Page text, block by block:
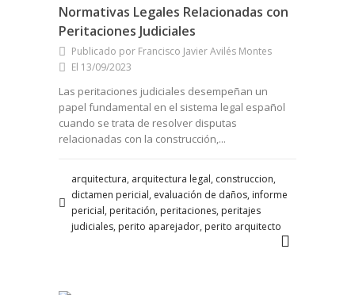
Normativas Legales Relacionadas con
Peritaciones Judiciales
Publicado por Francisco Javier Avilés Montes
El 13/09/2023
Las peritaciones judiciales desempeñan un
papel fundamental en el sistema legal español
cuando se trata de resolver disputas
relacionadas con la construcción,...
arquitectura, arquitectura legal, construccion,
dictamen pericial, evaluación de daños, informe
pericial, peritación, peritaciones, peritajes
judiciales, perito aparejador, perito arquitecto